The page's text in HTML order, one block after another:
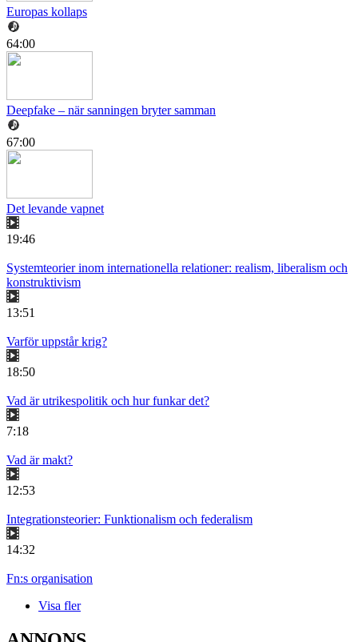
Europas kollaps
64:00
Deepfake – när sanningen bryter samman
67:00
Det levande vapnet
19:46
Systemteorier inom internationella relationer: realism, liberalism och
konstruktivism
13:51
Varför uppstår krig?
18:50
Vad är utrikespolitik och hur funkar det?
7:18
Vad är makt?
12:53
Integrationsteorier: Funktionalism och federalism
14:32
Fn:s organisation
Visa fler